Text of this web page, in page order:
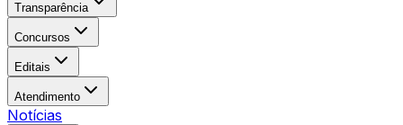
Transparência
Concursos
Editais
Atendimento
Notícias